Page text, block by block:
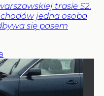
trasie S2.
jedna osoba
się pasem